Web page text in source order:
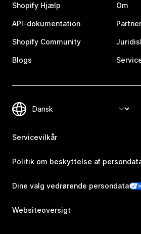
Shopify Hjælp
API-dokumentation
Shopify Community
Blogs
Om
Servicevilkår
Politik om beskyttelse af
Dine valg vedrørende persondata
Websiteoversigt